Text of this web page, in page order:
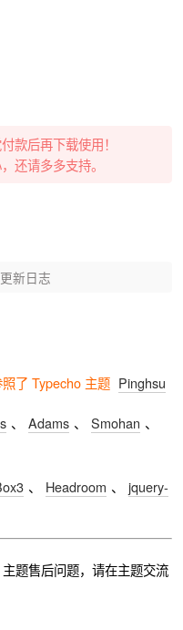
款后再下载使用！
还请多多支持。
新日志
了 Typecho 主题 Pinghsu
、 Adams 、 Smohan 、
、 Headroom 、
jquery-
题售后问题，请在主题交流